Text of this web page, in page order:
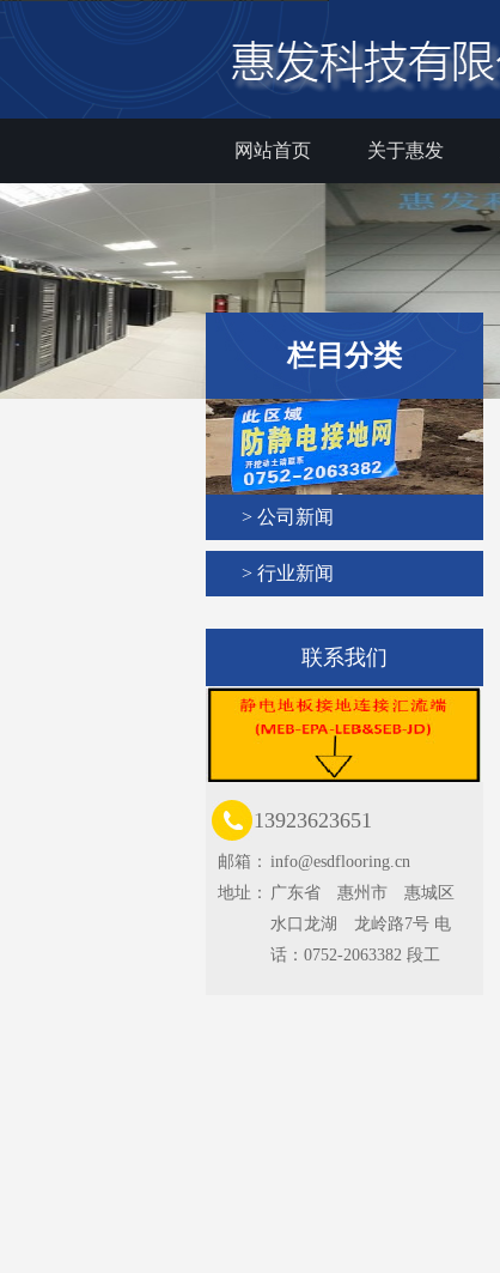
网站首页 关于惠发
栏目分类
> 公司新闻
> 行业新闻
联系我们
13923623651
邮箱： info@esdflooring.cn
地址： 广东省 惠州市 惠城区
水口龙湖 龙岭路7号 电
话：0752-2063382 段工